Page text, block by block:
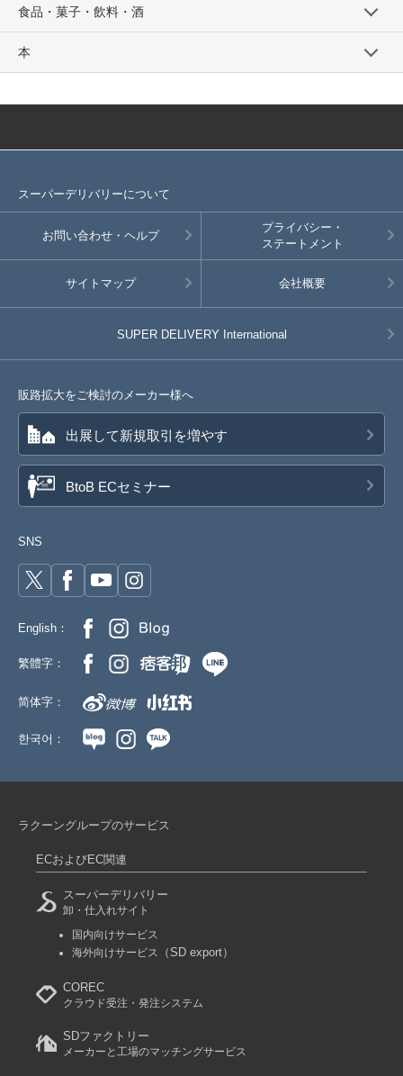
食品・菓子・飲料・酒
本
スーパーデリバリーについて
お問い合わせ・ヘルプ
プライバシー・
ステートメント
サイトマップ 会社概要
SUPER DELIVERY International
販路拡大をご検討のメーカー様へ
出展して新規取引を増やす
BtoB ECセミナー
SNS
English：
繁體字：
简体字：
한국어：
ラクーングループのサービス
ECおよびEC関連
スーパーデリバリー
卸・仕入れサイト
国内向けサービス
海外向けサービス
（SD export）
COREC
クラウド受注・発注システム
SDファクトリー
メーカーと工場のマッチングサービス